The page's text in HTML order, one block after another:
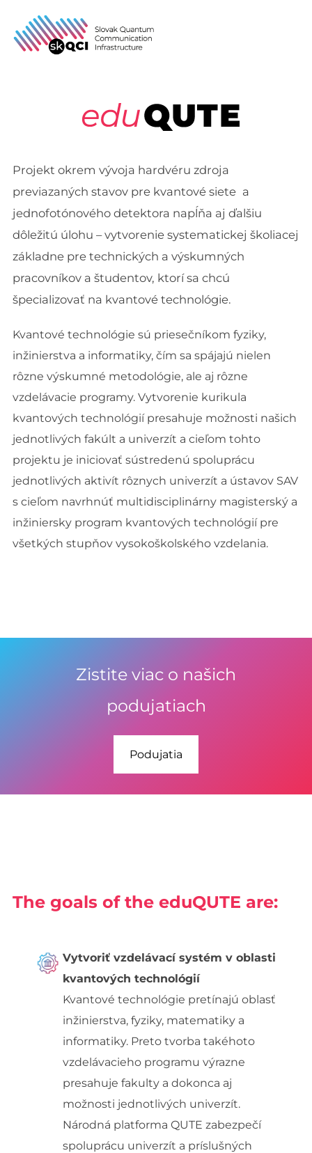
content
Projekt okrem vývoja hardvéru zdroja
previazaných stavov pre kvantové siete a
jednofotónového detektora napĺňa aj ďalšiu
dôležitú úlohu – vytvorenie systematickej školiacej
základne pre technických a výskumných
pracovníkov a študentov, ktorí sa chcú
špecializovať na kvantové technológie.
Kvantové technológie sú priesečníkom fyziky,
inžinierstva a informatiky, čím sa spájajú nielen
rôzne výskumné metodológie, ale aj rôzne
vzdelávacie programy. Vytvorenie kurikula
kvantových technológií presahuje možnosti našich
jednotlivých fakúlt a univerzít a cieľom tohto
projektu je iniciovať sústredenú spoluprácu
jednotlivých aktivít rôznych univerzít a ústavov SAV
s cieľom navrhnúť multidisciplinárny magisterský a
inžiniersky program kvantových technológií pre
všetkých stupňov vysokoškolského vzdelania.
Zistite viac o našich
podujatiach
Podujatia
The goals of the eduQUTE are:
Vytvoriť vzdelávací systém v oblasti
kvantových technológií
Kvantové technológie pretínajú oblasť
inžinierstva, fyziky, matematiky a
informatiky. Preto tvorba takéhoto
vzdelávacieho programu výrazne
presahuje fakulty a dokonca aj
možnosti jednotlivých univerzít.
Národná platforma QUTE zabezpečí
spoluprácu univerzít a príslušných